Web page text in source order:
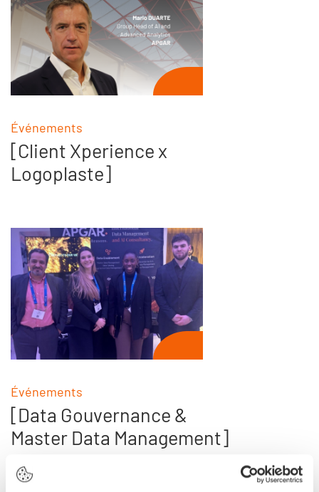
Événements
[Client Xperience x
Logoplaste]
Événements
[Data Gouvernance &
Master Data Management]